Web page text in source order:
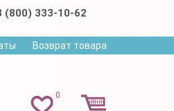
(800) 333-10-62
Возврат товара
0